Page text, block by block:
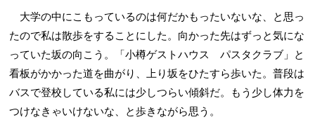
大学の中にこもっているのは何だかもったいないな、と思っ
たので私は散歩をすることにした。向かった先はずっと気にな
っていた坂の向こう。「小樽ゲストハウス パスタクラブ」と
看板がかかった道を曲がり、上り坂をひたすら歩いた。普段は
バスで登校している私には少しつらい傾斜だ。もう少し体力を
つけなきゃいけないな、と歩きながら思う。